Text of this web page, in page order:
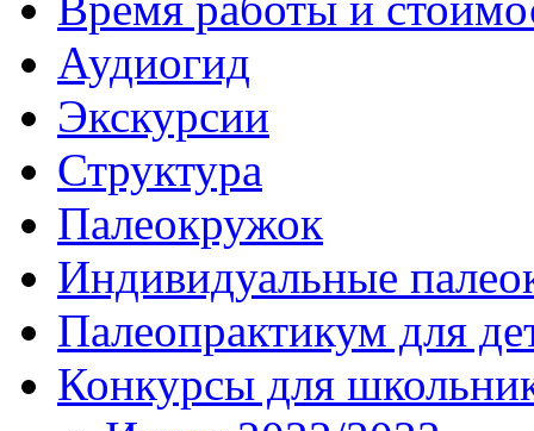
Аудиогид
Экскурсии
Структура
Палеокружок
Индивидуальные
Палеопрактикум для
Конкурсы для